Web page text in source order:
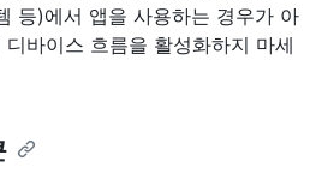
등)에서 앱을 사용하는 경우가 아
바이스 흐름을 활성화하지 마세